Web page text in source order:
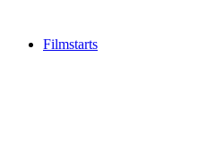
Filmstarts